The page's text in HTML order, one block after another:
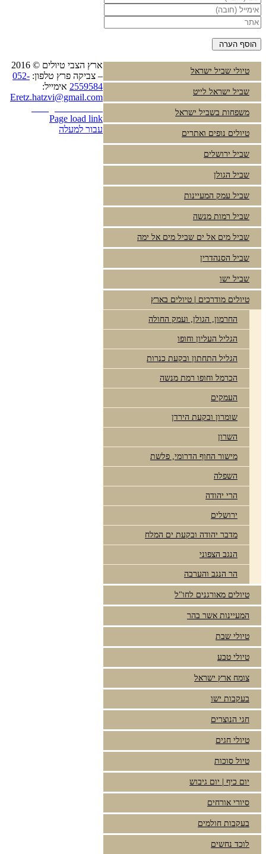
טיולי שביל ישראל
שביל ישראל לייט
משפחות בשביל ישראל
טיולים נופים ואתרים
שביל ירושלים
שביל הגולן
שביל עמק המעיינות
שביל רמות מנשה
שביל מים אל ים שביל מים אל ימה
שביל הסנהדרין
שביל ישו
טיולים מודרכים | טיולים בארץ
החרמון, הגולן, ועמק החולה
הגליל העליון וחופו
הגליל התחתון ובקעת כנרות
הכרמל וחופו רמת מנשה
העמקים
שומרון ובקעת הירדן
השרון
מישור החוף הדרומי, פלשת
השפלה
הרי יהודה
ירושלים
מדבר יהודה ובקעת ים המלח
הנגב הצפוני
הר הנגב והערבה
טיולים מאורגנים לחו"ל
המעיינות אשר בהר
טיולי שבת
טיולי טבע
צומח ארץ ישראל
בעקבות ישו
חגי הנוצרים
טיולי חגים
טיול סוכות
יום כיף | יום גיבוש
סיורי אורחים
בעקבות חולמים
לוכד נחשים
ארץ הצבי טיולים © 2016
– צביקה פרץ טלפון: 052-
2559584 אימייל:
Eretz.hatzvi@gmail.com
Page load link
עבור למעלה